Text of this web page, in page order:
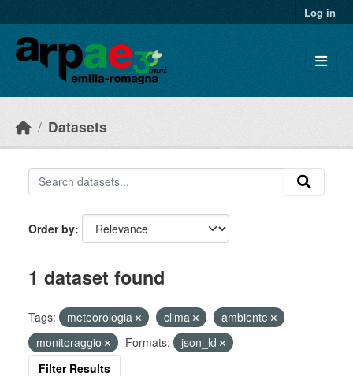
Log in
Datasets
Order by
1 dataset found
Tags: meteorologia clima
ambiente
monitoraggio
Formats:
json_ld
Filter Results